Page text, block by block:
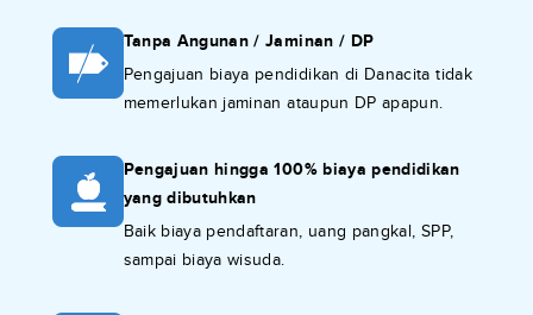
Tanpa Angunan / Jaminan / DP
Pengajuan biaya pendidikan di Danacita tidak
memerlukan jaminan ataupun DP apapun.
Pengajuan hingga 100% biaya pendidikan
yang dibutuhkan
Baik biaya pendaftaran, uang pangkal, SPP,
sampai biaya wisuda.